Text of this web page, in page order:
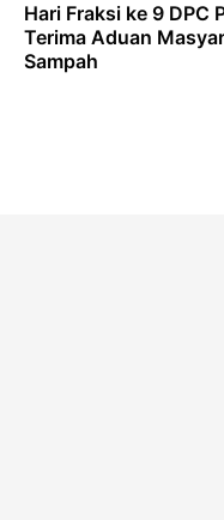
Hari Fraksi ke 9 DPC
Terima Aduan
Sampah